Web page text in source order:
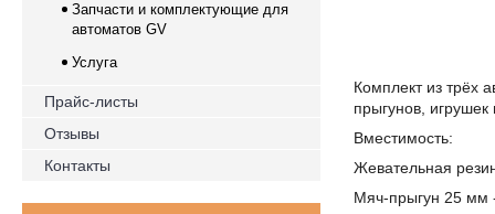
Комплект из трёх
прыгунов, игрушек
Вместимость:
Жевательная
Мяч-прыгун 25 мм
Запчасти и комплектующие для
автоматов GV
Услуга
Прайс-листы
Отзывы
Контакты